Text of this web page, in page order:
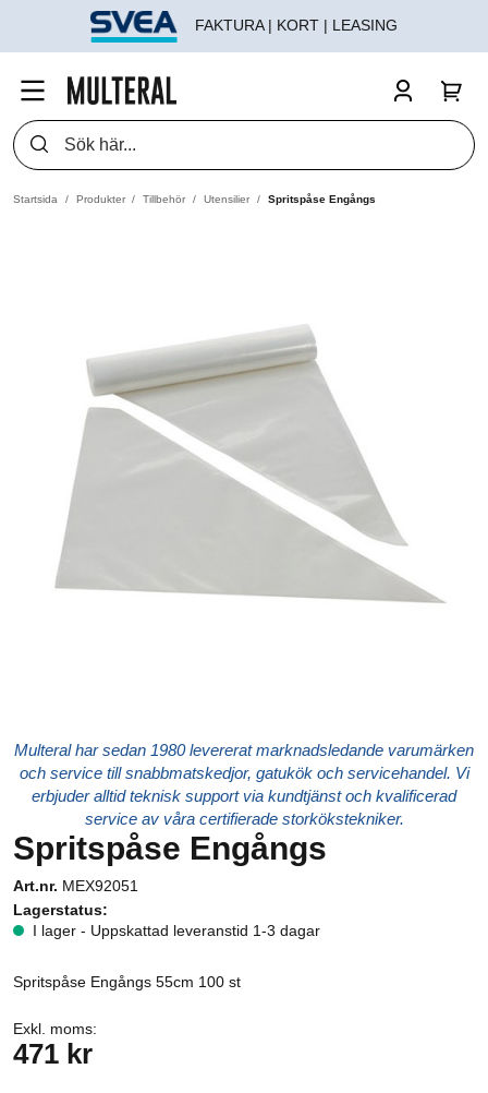
FAKTURA | KORT | LEASING
Startsida Produkter Tillbehör Utensilier Spritspåse Engångs
Multeral har sedan 1980 levererat marknadsledande varumärken
och service till snabbmatskedjor, gatukök och servicehandel. Vi
erbjuder alltid teknisk support via kundtjänst och kvalificerad
service av våra certifierade storkökstekniker.
Spritspåse Engångs
Art.nr. MEX92051
Lagerstatus:
I lager - Uppskattad leveranstid 1-3 dagar
Spritspåse Engångs 55cm 100 st
Exkl. moms:
471 kr